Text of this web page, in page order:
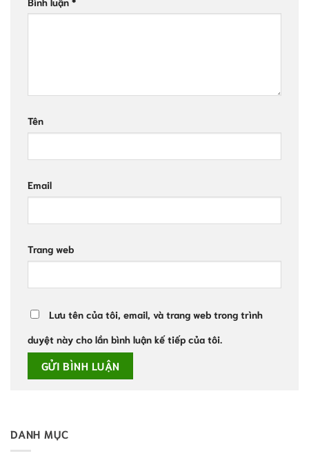
Tên
Email
Trang web
Lưu tên của tôi, email, và trang web trong trình
duyệt này cho lần bình luận kế tiếp của tôi.
DANH MỤC